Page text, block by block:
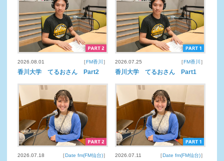
2026.08.01 ［FM香川 ］
香川大学 てるおさん Part2
2026.07.25 ［FM香川 ］
香川大学 てるおさん Part1
2026.07.18 ［Date fm(FM仙台)］ 2026.07.11 ［Date fm(FM仙台)］